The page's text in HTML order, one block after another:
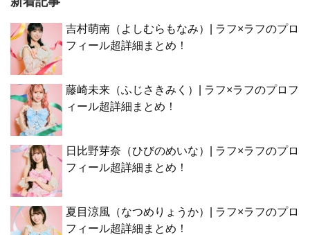
吉村萌南（よしむらもなみ）| ラフ×ラフのプロ
フィール超詳細まとめ！
藤崎未来（ふじさきみく）| ラフ×ラフのプロフ
ィール超詳細まとめ！
日比野芽奈（ひびのめいな）| ラフ×ラフのプロ
フィール超詳細まとめ！
夏目涼風（なつめりょうか）| ラフ×ラフのプロ
フィール超詳細まとめ！